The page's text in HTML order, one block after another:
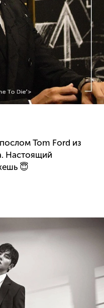
Tom Ford из
Настоящий
😇